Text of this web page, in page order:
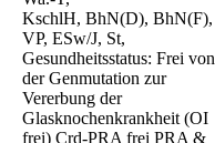
KschlH, BhN(D), BhN(F),
VP, ESw/J, St,
Gesundheitsstatus: Frei von
der Genmutation zur
Vererbung der
Glasknochenkrankheit (OI
frei) Crd-PRA frei PRA &